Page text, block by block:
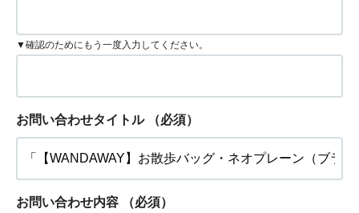
▼確認のためにもう一度入力してください。
お問い合わせタイトル （必須）
お問い合わせ内容 （必須）